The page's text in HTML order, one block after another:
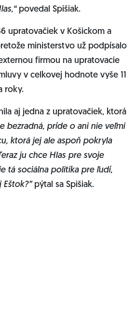
povedal Spišiak.
upratovačiek v Košickom a
ministerstvo už podpísalo
firmou na upratovacie
v celkovej hodnote vyše 11
roky.
aj jedna z upratovačiek, ktorá
bezradná, príde o ani nie veľmi
ktorá jej ale aspoň pokryla
ju chce Hlas pre svoje
tá sociálna politika pre ľudí,
pýtal sa Spišiak.